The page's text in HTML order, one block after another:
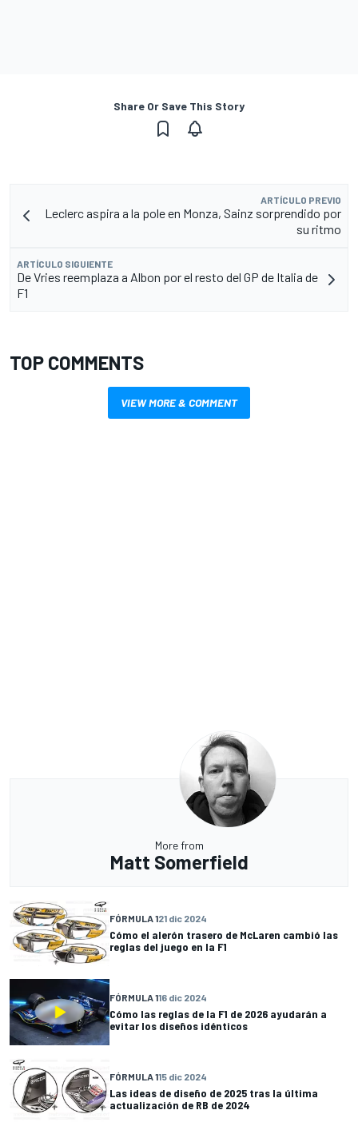
Share Or Save This Story
ARTÍCULO PREVIO
Leclerc aspira a la pole en Monza, Sainz sorprendido por
su ritmo
ARTÍCULO SIGUIENTE
De Vries reemplaza a Albon por el resto del GP de Italia de
F1
TOP COMMENTS
VIEW MORE & COMMENT
More from
Matt Somerfield
FÓRMULA 121 dic 2024
Cómo el alerón trasero de McLaren cambió las
reglas del juego en la F1
FÓRMULA 116 dic 2024
Cómo las reglas de la F1 de 2026 ayudarán a
evitar los diseños idénticos
FÓRMULA 115 dic 2024
Las ideas de diseño de 2025 tras la última
actualización de RB de 2024